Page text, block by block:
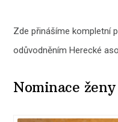
Zde přinášíme kompletní
odůvodněním Herecké
Nominace ženy